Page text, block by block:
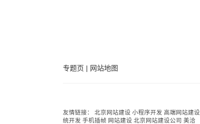
专题页 | 网站地图
友情链接： 北京网站建设 小程序开发 高端网站建设
统开发 手机插帧 网站建设 北京网站建设公司 美洽